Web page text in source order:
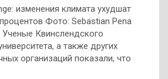
изменения климата ухудшат
Фото: Sebastian Pena
Квинслендского
а также других
организаций показали, что